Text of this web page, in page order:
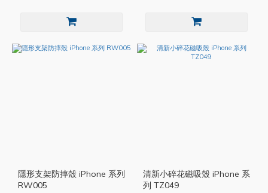
隱形支架防摔殼 iPhone 系列
RW005
清新小碎花磁吸殼 iPhone 系
列 TZ049